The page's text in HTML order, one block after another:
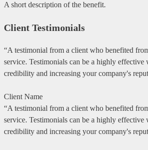
A short description of the benefit.
Client Testimonials
“A testimonial from a client who benefited
service. Testimonials can be a highly effective
credibility and increasing your company's
Client Name
“A testimonial from a client who benefited
service. Testimonials can be a highly effective
credibility and increasing your company's